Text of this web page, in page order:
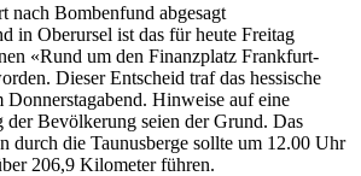
nach Bombenfund abgesagt
in Oberursel ist das für heute Freitag
«Rund um den Finanzplatz Frankfurt-
Dieser Entscheid traf das hessische
Donnerstagabend. Hinweise auf eine
der Bevölkerung seien der Grund. Das
durch die Taunusberge sollte um 12.00 Uhr
206,9 Kilometer führen.